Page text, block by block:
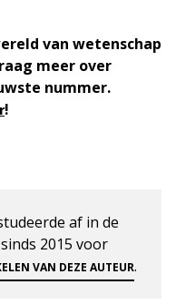
van wetenschap
meer over
nummer.
!
af in de
2015 voor
VAN DEZE AUTEUR.